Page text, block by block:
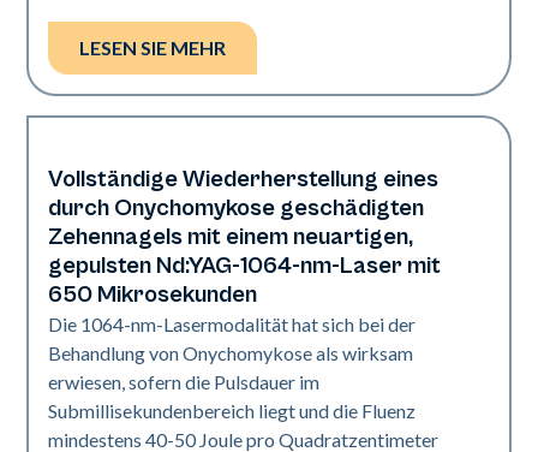
LESEN SIE MEHR
Nägel
Vollständige Wiederherstellung eines
durch Onychomykose geschädigten
Zehennagels mit einem neuartigen,
gepulsten Nd:YAG-1064-nm-Laser mit
650 Mikrosekunden
Die 1064-nm-Lasermodalität hat sich bei der
Behandlung von Onychomykose als wirksam
erwiesen, sofern die Pulsdauer im
Submillisekundenbereich liegt und die Fluenz
mindestens 40-50 Joule pro Quadratzentimeter